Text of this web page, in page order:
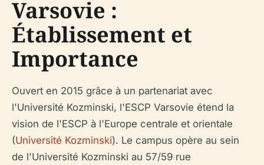
Varsovie :
Établissement et
Importance
Ouvert en 2015 grâce à un partenariat avec
l'Université Kozminski, l'ESCP Varsovie étend la
vision de l'ESCP à l'Europe centrale et orientale
(Université Kozminski). Le campus opère au sein
de l'Université Kozminski au 57/59 rue